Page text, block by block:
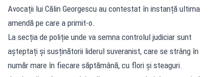
Avocații lui Călin Georgescu au contestat în instanță ultima
amendă pe care a primit-o.
La secția de poliție unde va semna controlul judiciar sunt
așteptați și susținătorii liderul suveranist, care se strâng în
număr mare în fiecare săptămână, cu flori și steaguri.